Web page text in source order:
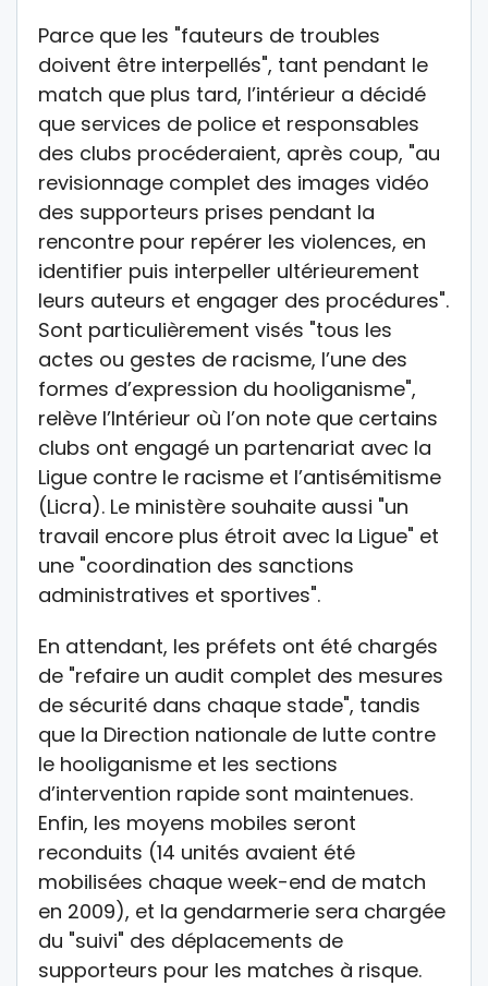
Parce que les "fauteurs de troubles
doivent être interpellés", tant pendant le
match que plus tard, l’intérieur a décidé
que services de police et responsables
des clubs procéderaient, après coup, "au
revisionnage complet des images vidéo
des supporteurs prises pendant la
rencontre pour repérer les violences, en
identifier puis interpeller ultérieurement
leurs auteurs et engager des procédures".
Sont particulièrement visés "tous les
actes ou gestes de racisme, l’une des
formes d’expression du hooliganisme",
relève l’Intérieur où l’on note que certains
clubs ont engagé un partenariat avec la
Ligue contre le racisme et l’antisémitisme
(Licra). Le ministère souhaite aussi "un
travail encore plus étroit avec la Ligue" et
une "coordination des sanctions
administratives et sportives".
En attendant, les préfets ont été chargés
de "refaire un audit complet des mesures
de sécurité dans chaque stade", tandis
que la Direction nationale de lutte contre
le hooliganisme et les sections
d’intervention rapide sont maintenues.
Enfin, les moyens mobiles seront
reconduits (14 unités avaient été
mobilisées chaque week-end de match
en 2009), et la gendarmerie sera chargée
du "suivi" des déplacements de
supporteurs pour les matches à risque.